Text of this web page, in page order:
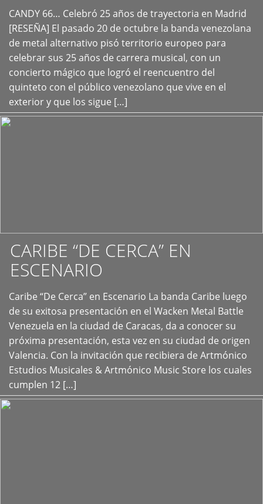
CANDY 66… Celebró 25 años de trayectoria en Madrid
[RESEÑA] El pasado 20 de octubre la banda venezolana
de metal alternativo pisó territorio europeo para
celebrar sus 25 años de carrera musical, con un
concierto mágico que logró el reencuentro del
quinteto con el público venezolano que vive en el
exterior y que los sigue […]
+
CARIBE “DE CERCA” EN
ESCENARIO
Caribe “De Cerca” en Escenario La banda Caribe luego
de su exitosa presentación en el Wacken Metal Battle
Venezuela en la ciudad de Caracas, da a conocer su
próxima presentación, esta vez en su ciudad de origen
Valencia. Con la invitación que recibiera de Artmónico
Estudios Musicales & Artmónico Music Store los cuales
cumplen 12 […]
+